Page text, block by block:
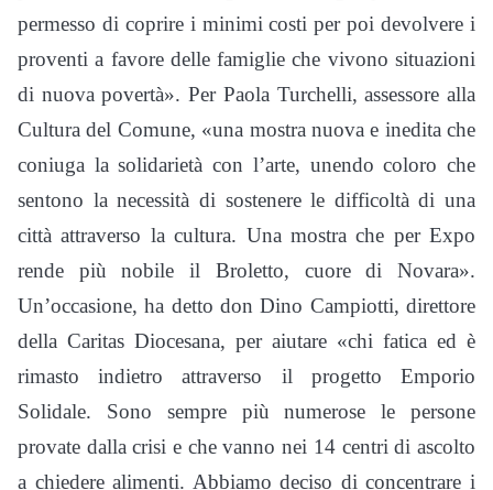
permesso di coprire i minimi costi per poi devolvere i
proventi a favore delle famiglie che vivono situazioni
di nuova povertà». Per Paola Turchelli, assessore alla
Cultura del Comune, «una mostra nuova e inedita che
coniuga la solidarietà con l’arte, unendo coloro che
sentono la necessità di sostenere le difficoltà di una
città attraverso la cultura. Una mostra che per Expo
rende più nobile il Broletto, cuore di Novara».
Un’occasione, ha detto don Dino Campiotti, direttore
della Caritas Diocesana, per aiutare «chi fatica ed è
rimasto indietro attraverso il progetto Emporio
Solidale. Sono sempre più numerose le persone
provate dalla crisi e che vanno nei 14 centri di ascolto
a chiedere alimenti. Abbiamo deciso di concentrare i